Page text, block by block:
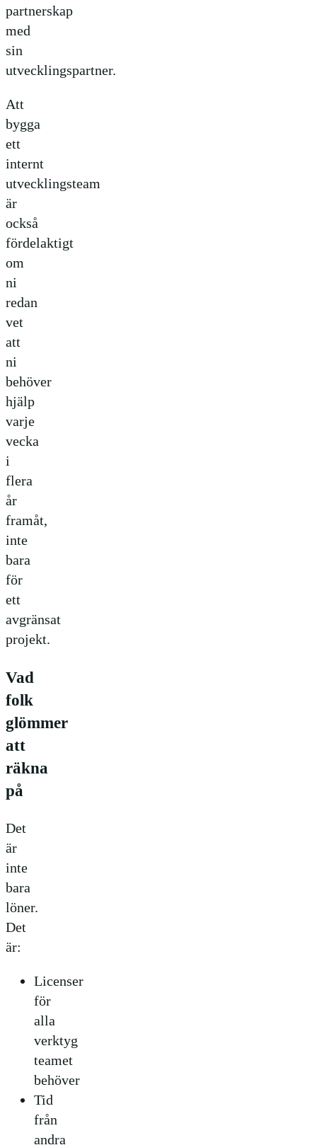
partnerskap
med
sin
utvecklingspartner.
Att
bygga
ett
internt
utvecklingsteam
är
också
fördelaktigt
om
ni
redan
vet
att
ni
behöver
hjälp
varje
vecka
i
flera
år
framåt,
inte
bara
för
ett
avgränsat
projekt.
Vad
folk
glömmer
att
räkna
på
Det
är
inte
bara
löner.
Det
är:
Licenser
för
alla
verktyg
teamet
behöver
Tid
från
andra